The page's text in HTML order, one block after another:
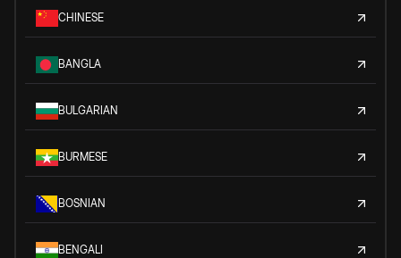
CHINESE
BANGLA
BULGARIAN
BURMESE
BOSNIAN
BENGALI